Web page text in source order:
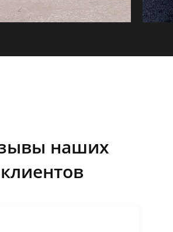
наших
клиентов